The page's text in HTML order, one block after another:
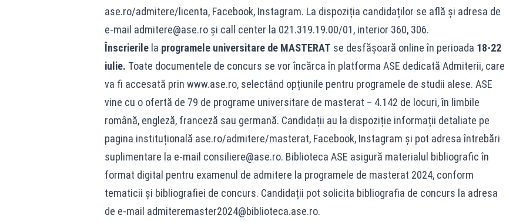
ase.ro/admitere/licenta, Facebook, Instagram. La dispoziția candidaților se află și adresa de
e-mail admitere@ase.ro și call center la 021.319.19.00/01, interior 360, 306.
Înscrierilela programele universitare de MASTERAT se desfășoară online în perioada 18-22
iulie. Toate documentele de concurs se vor încărca în platforma ASE dedicată Admiterii, care
va fi accesată prin www.ase.ro, selectând opțiunile pentru programele de studii alese. ASE
vine cu o ofertă de 79 de programe universitare de masterat – 4.142 de locuri, în limbile
română, engleză, franceză sau germană. Candidații au la dispoziție informații detaliate pe
pagina instituțională ase.ro/admitere/masterat, Facebook, Instagram și pot adresa întrebări
suplimentare la e-mail consiliere@ase.ro. Biblioteca ASE asigură materialul bibliografic în
format digital pentru examenul de admitere la programele de masterat 2024, conform
tematicii și bibliografiei de concurs. Candidații pot solicita bibliografia de concurs la adresa
de e-mail admiteremaster2024@biblioteca.ase.ro.